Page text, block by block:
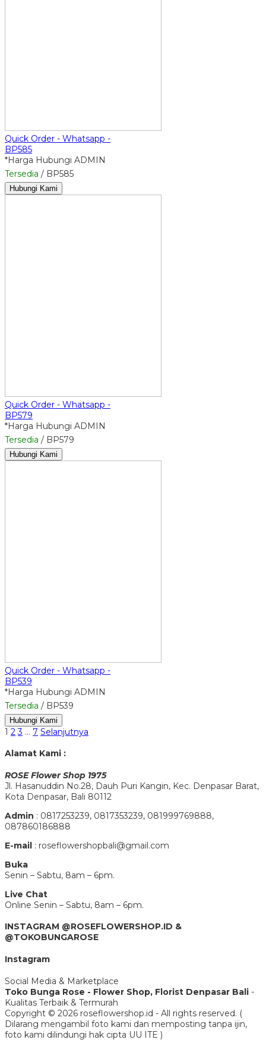
Quick Order - Whatsapp -
BP585
*Harga Hubungi ADMIN
Tersedia / BP585
Hubungi Kami
Quick Order - Whatsapp -
BP579
*Harga Hubungi ADMIN
Tersedia / BP579
Hubungi Kami
Quick Order - Whatsapp -
BP539
*Harga Hubungi ADMIN
Tersedia / BP539
Hubungi Kami
1 2 3 … 7 Selanjutnya
Alamat Kami :
ROSE Flower Shop 1975
Jl. Hasanuddin No.28, Dauh Puri Kangin, Kec. Denpasar Barat,
Kota Denpasar, Bali 80112
Admin : 0817253239, 0817353239, 081999769888,
087860186888
E-mail : roseflowershopbali@gmail.com
Buka
Senin – Sabtu, 8am – 6pm.
Live Chat
Online Senin – Sabtu, 8am – 6pm.
INSTAGRAM @ROSEFLOWERSHOP.ID &
@TOKOBUNGAROSE
Instagram
Social Media & Marketplace
Toko Bunga Rose - Flower Shop, Florist Denpasar Bali -
Kualitas Terbaik & Termurah
Copyright © 2026 roseflowershop.id - All rights reserved. (
Dilarang mengambil foto kami dan memposting tanpa ijin,
foto kami dilindungi hak cipta UU ITE )